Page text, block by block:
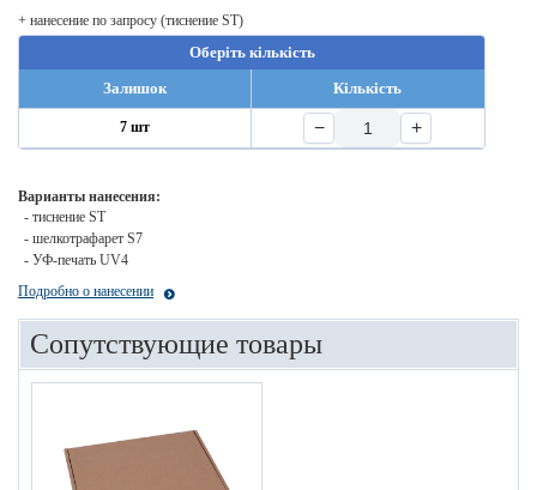
+ нанесение по запросу (тиснение ST)
Оберіть кількість
Залишок
Кількість
7 шт − +
Варианты нанесения:
- тиснение ST
- шелкотрафарет S7
- УФ-печать UV4
Подробно о нанесении
Сопутствующие товары